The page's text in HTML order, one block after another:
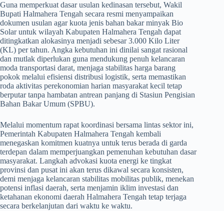
​Guna memperkuat dasar usulan kedinasan tersebut, Wakil
Bupati Halmahera Tengah secara resmi menyampaikan
dokumen usulan agar kuota jenis bahan bakar minyak Bio
Solar untuk wilayah Kabupaten Halmahera Tengah dapat
ditingkatkan alokasinya menjadi sebesar 3.000 Kilo Liter
(KL) per tahun. Angka kebutuhan ini dinilai sangat rasional
dan mutlak diperlukan guna mendukung penuh kelancaran
moda transportasi darat, menjaga stabilitas harga barang
pokok melalui efisiensi distribusi logistik, serta memastikan
roda aktivitas perekonomian harian masyarakat kecil tetap
berputar tanpa hambatan antrean panjang di Stasiun Pengisian
Bahan Bakar Umum (SPBU).
​Melalui momentum rapat koordinasi bersama lintas sektor ini,
Pemerintah Kabupaten Halmahera Tengah kembali
menegaskan komitmen kuatnya untuk terus berada di garda
terdepan dalam memperjuangkan pemenuhan kebutuhan dasar
masyarakat. Langkah advokasi kuota energi ke tingkat
provinsi dan pusat ini akan terus dikawal secara konsisten,
demi menjaga kelancaran stabilitas mobilitas publik, menekan
potensi inflasi daerah, serta menjamin iklim investasi dan
ketahanan ekonomi daerah Halmahera Tengah tetap terjaga
secara berkelanjutan dari waktu ke waktu.